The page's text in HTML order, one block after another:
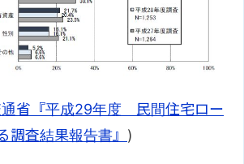
通省『平成29年度 民間住宅ロー
調査結果報告書』 )